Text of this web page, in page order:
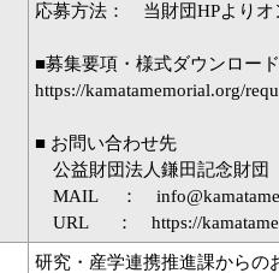
応募方法： 当財団HPよりオ
■募集要項・様式ダウンロー
https://kamatamemorial.org/
■ お問い合わせ先
公益財団法人鎌田記念財
MAIL ：
URL ： https://
研究・産学連携推進課からの